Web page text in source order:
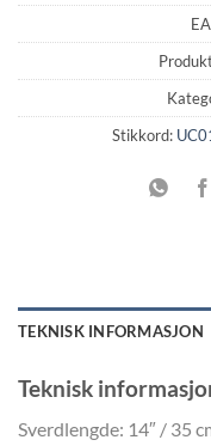
Stikkord:
TEKNISK INFORMASJON
Teknisk
Sverdlengde: 14″ / 35